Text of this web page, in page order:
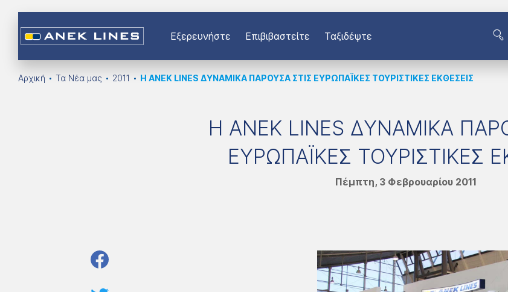
Εξερευνήστε Επιβιβαστείτε Ταξιδέψτε
Αρχική Τα Νέα μας 2011 Η ΑΝΕΚ LINES ΔΥΝΑΜΙΚΑ ΠΑΡΟΥΣΑ ΣΤΙΣ ΕΥΡΩΠΑΪΚΕΣ ΤΟΥΡΙΣΤΙΚΕΣ ΕΚΘΕΣΕΙΣ
Η ΑΝΕΚ LINES ΔΥΝΑΜΙΚΑ
ΕΥΡΩΠΑΪΚΕΣ ΤΟΥΡΙΣΤΙΚΕΣ
Πέμπτη, 3 Φεβρουαρίου 2011